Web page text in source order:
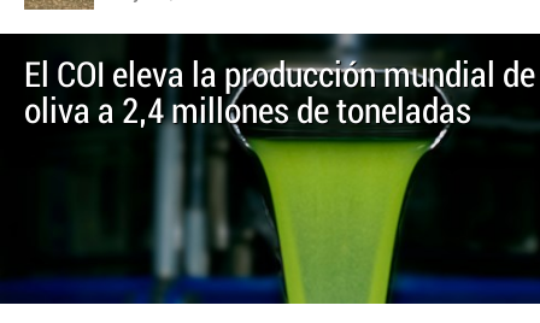
El COI eleva la producción mundial
oliva a 2,4 millones de toneladas